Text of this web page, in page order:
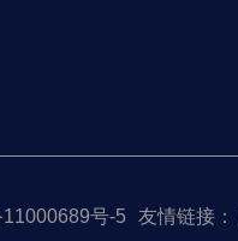
号-5 友情链接：